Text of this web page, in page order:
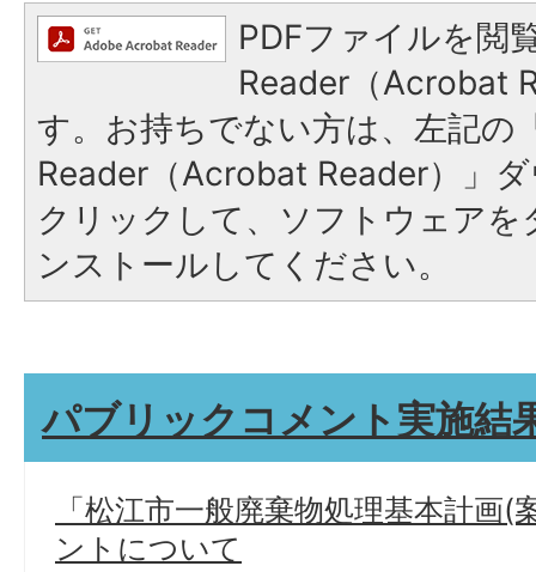
PDFファイルを閲
Reader（Acrobat
す。お持ちでない方は、左記の
Reader（Acrobat Reader）」
クリックして、ソフトウェア
ンストールしてください。
パブリックコメント実施結
「松江市一般廃棄物処理基本計画
ントについて